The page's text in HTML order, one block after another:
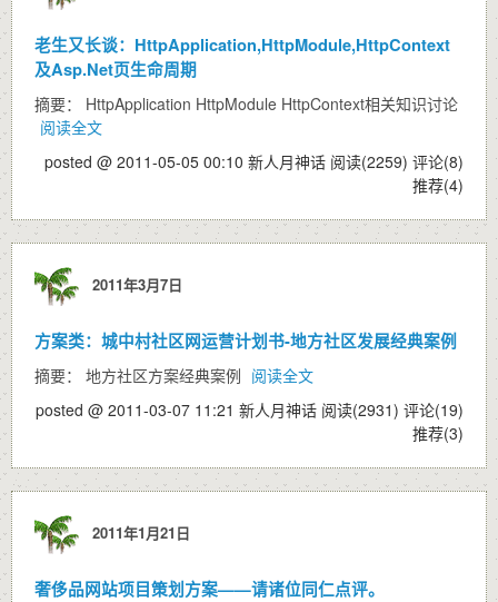
老生又长谈：HttpApplication,HttpModule,HttpContext
及Asp.Net页生命周期
摘要： HttpApplication HttpModule HttpContext相关知识讨论
阅读全文
posted @ 2011-05-05 00:10 新人月神话 阅读(2259) 评论(8)
推荐(4)
2011年3月7日
方案类：城中村社区网运营计划书-地方社区发展经典案例
摘要： 地方社区方案经典案例 阅读全文
posted @ 2011-03-07 11:21 新人月神话 阅读(2931) 评论(19)
推荐(3)
2011年1月21日
奢侈品网站项目策划方案——请诸位同仁点评。